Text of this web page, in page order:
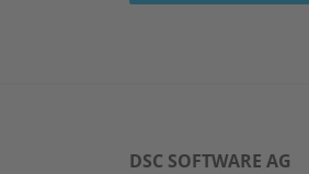
DSC SOFTWARE AG